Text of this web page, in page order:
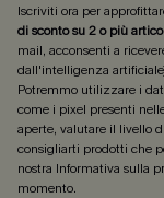
Iscriviti ora per
di sconto su 2 o più
mail, acconsenti a
dall'intelligenza
Potremmo utilizzare i
come i pixel presenti
aperte, valutare il livello
consigliarti prodotti che
nostra Informativa sulla
momento.